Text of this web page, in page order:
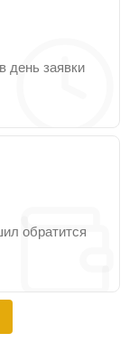
день заявки
обратится